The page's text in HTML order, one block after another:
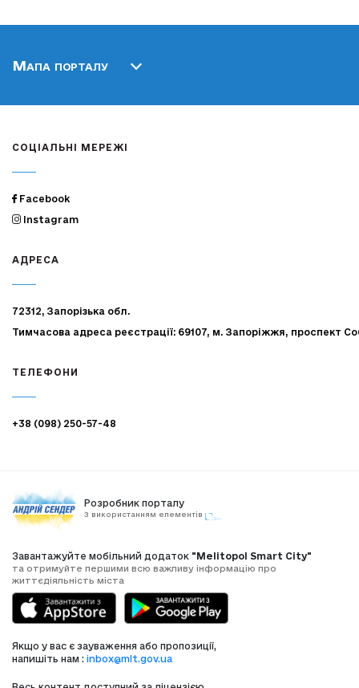
Мапа порталу
СОЦІАЛЬНІ МЕРЕЖІ
Facebook
Instagram
АДРЕСА
72312, Запорізька обл.
Тимчасова адреса реєстрації: 69107, м. Запоріжжя, проспект
ТЕЛЕФОНИ
+38 (098) 250-57-48
Розробник порталу
З використанням елементів
Завантажуйте мобільний додаток "Melitopol Smart City"
та отримуйте першими всю важливу інформацію про
життєдіяльність міста
Якщо у вас є зауваження або пропозиції,
напишіть нам : inbox@mlt.gov.ua